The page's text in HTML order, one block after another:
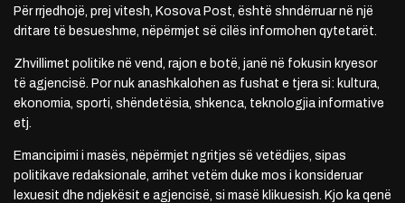
Për rrjedhojë, prej vitesh, Kosova Post, është shndërruar në një
dritare të besueshme, nëpërmjet së cilës informohen qytetarët.
Zhvillimet politike në vend, rajon e botë, janë në fokusin kryesor
të agjencisë. Por nuk anashkalohen as fushat e tjera si: kultura,
ekonomia, sporti, shëndetësia, shkenca, teknologjia informative
etj.
Emancipimi i masës, nëpërmjet ngritjes së vetëdijes, sipas
politikave redaksionale, arrihet vetëm duke mos i konsideruar
lexuesit dhe ndjekësit e agjencisë, si masë klikuesish. Kjo ka qenë